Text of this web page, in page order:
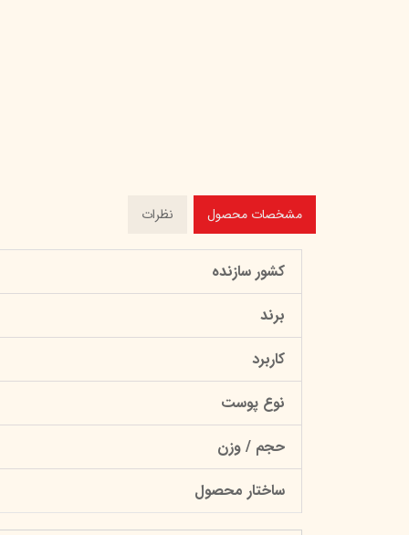
مشخصات محصول نظرات
کشور سازنده
برند
کاربرد
نوع پوست
حجم / وزن
ساختار محصول